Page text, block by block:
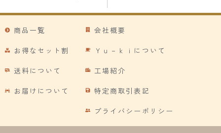
商品一覧
お得なセット割
送料について
お届けについて
会社概要
Ｙｕ－ｋｉについて
工場紹介
特定商取引表記
プライバシーポリシー